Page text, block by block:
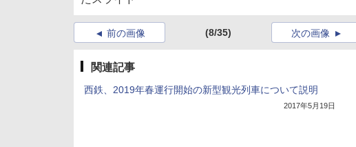
前の画像 (8/35) 次の画像
関連記事
西鉄、2019年春運行開始の新型観光列車について説明
2017年5月19日